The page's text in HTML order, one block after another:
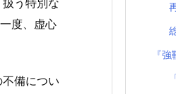
う特別な
度、虚心
備につい
『